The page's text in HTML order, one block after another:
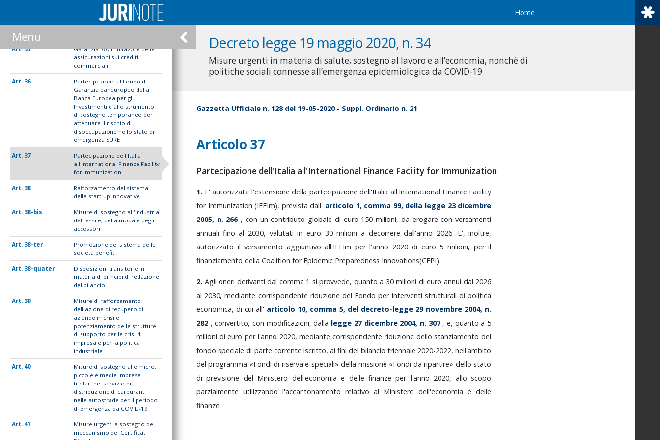
Home
Decreto legge 19 maggio 2020, n. 34
Misure urgenti in materia di salute, sostegno al lavoro e all’economia, nonchè di
politiche sociali connesse all’emergenza epidemiologica da COVID-19
Menu
vendita di fuochi artificiali
34
Disposizioni in materia di
35
Garanzia SACE in favore delle
assicurazioni sui crediti
commerciali
36
Partecipazione al Fondo di
Garanzia paneuropeo della
Banca Europea per gli
Investimenti e allo strumento
di sostegno temporaneo per
attenuare il rischio di
disoccupazione nello stato di
emergenza SURE
37
Partecipazione dell'Italia
all'International Finance Facility
for Immunization
38
Rafforzamento del sistema
delle start-up innovative
38-bis
Misure di sostegno all'industria
del tessile, della moda e degli
accessori.
38-ter
Promozione del sistema delle
società benefit
38-quater
Disposizioni transitorie in
materia di principi di redazione
del bilancio.
39
Misure di rafforzamento
dell'azione di recupero di
aziende in crisi e
potenziamento delle strutture
di supporto per le crisi di
impresa e per la politica
industriale
40
Misure di sostegno alle micro,
piccole e medie imprese
titolari del servizio di
distribuzione di carburanti
nelle autostrade per il periodo
di emergenza da COVID-19
41
Misure urgenti a sostegno del
meccanismo dei Certificati
Gazzetta Ufficiale n. 128 del 19-05-2020 - Suppl. Ordinario n. 21
Articolo 37
Partecipazione dell'Italia all'International Finance Facility for Immunization
1. E'autorizzata l'estensionedella partecipazionedell'Italia all'International Finance Facility
for Immunization(IFFIm), previstadall' articolo 1, comma 99, della legge 23 dicembre
2005, n. 266 , con uncontributo globale di euro 150milioni, da erogareconversamenti
annuali finoal 2030, valutatiin euro 30milioni a decorreredall'anno 2026. E',inoltre,
autorizzato ilversamento aggiuntivoall'IFFIm perl'anno 2020di euro 5milioni, peril
finanziamento della Coalition for Epidemic Preparedness Innovations(CEPI).
2. Aglioneri derivantidal comma 1 siprovvede, quantoa 30milioni dieuro annui dal 2026
al 2030,mediante corrispondente riduzione del Fondoper interventi strutturali dipolitica
economica, di cui all' articolo 10, comma 5, del decreto-legge 29 novembre 2004, n.
282 ,convertito,con modificazioni,dalla legge 27 dicembre 2004, n. 307 , e, quantoa 5
milioni dieuroper l'anno 2020,mediantecorrispondente riduzione dellostanziamentodel
fondospecialedi parte corrente iscritto,aifinidel bilancio triennale 2020-2022,nell'ambito
delprogramma «Fondidi riservae speciali»della missione «Fondi daripartire» dellostato
diprevisione del Ministero dell'economiae delle finanzeper l'anno 2020, alloscopo
parzialmente utilizzando l'accantonamento relativo al Ministero dell'economia e delle
finanze.